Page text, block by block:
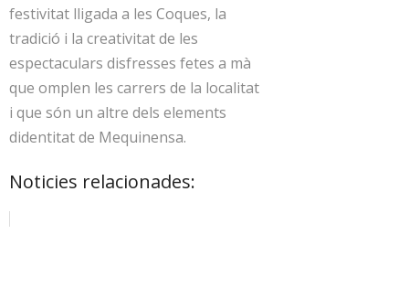
festivitat lligada a les Coques, la
tradició i la creativitat de les
espectaculars disfresses fetes a mà
que omplen les carrers de la localitat
i que són un altre dels elements
didentitat de Mequinensa.
Noticies relacionades: